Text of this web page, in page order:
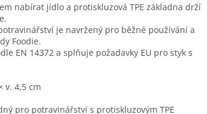
nabírat jídlo a protiskluzová TPE základna drží
je navržený pro běžné používání a
Foodie.
EN 14372 a splňuje požadavky EU pro styk s
v. 4,5 cm
pro potravinářství s protiskluzovým TPE